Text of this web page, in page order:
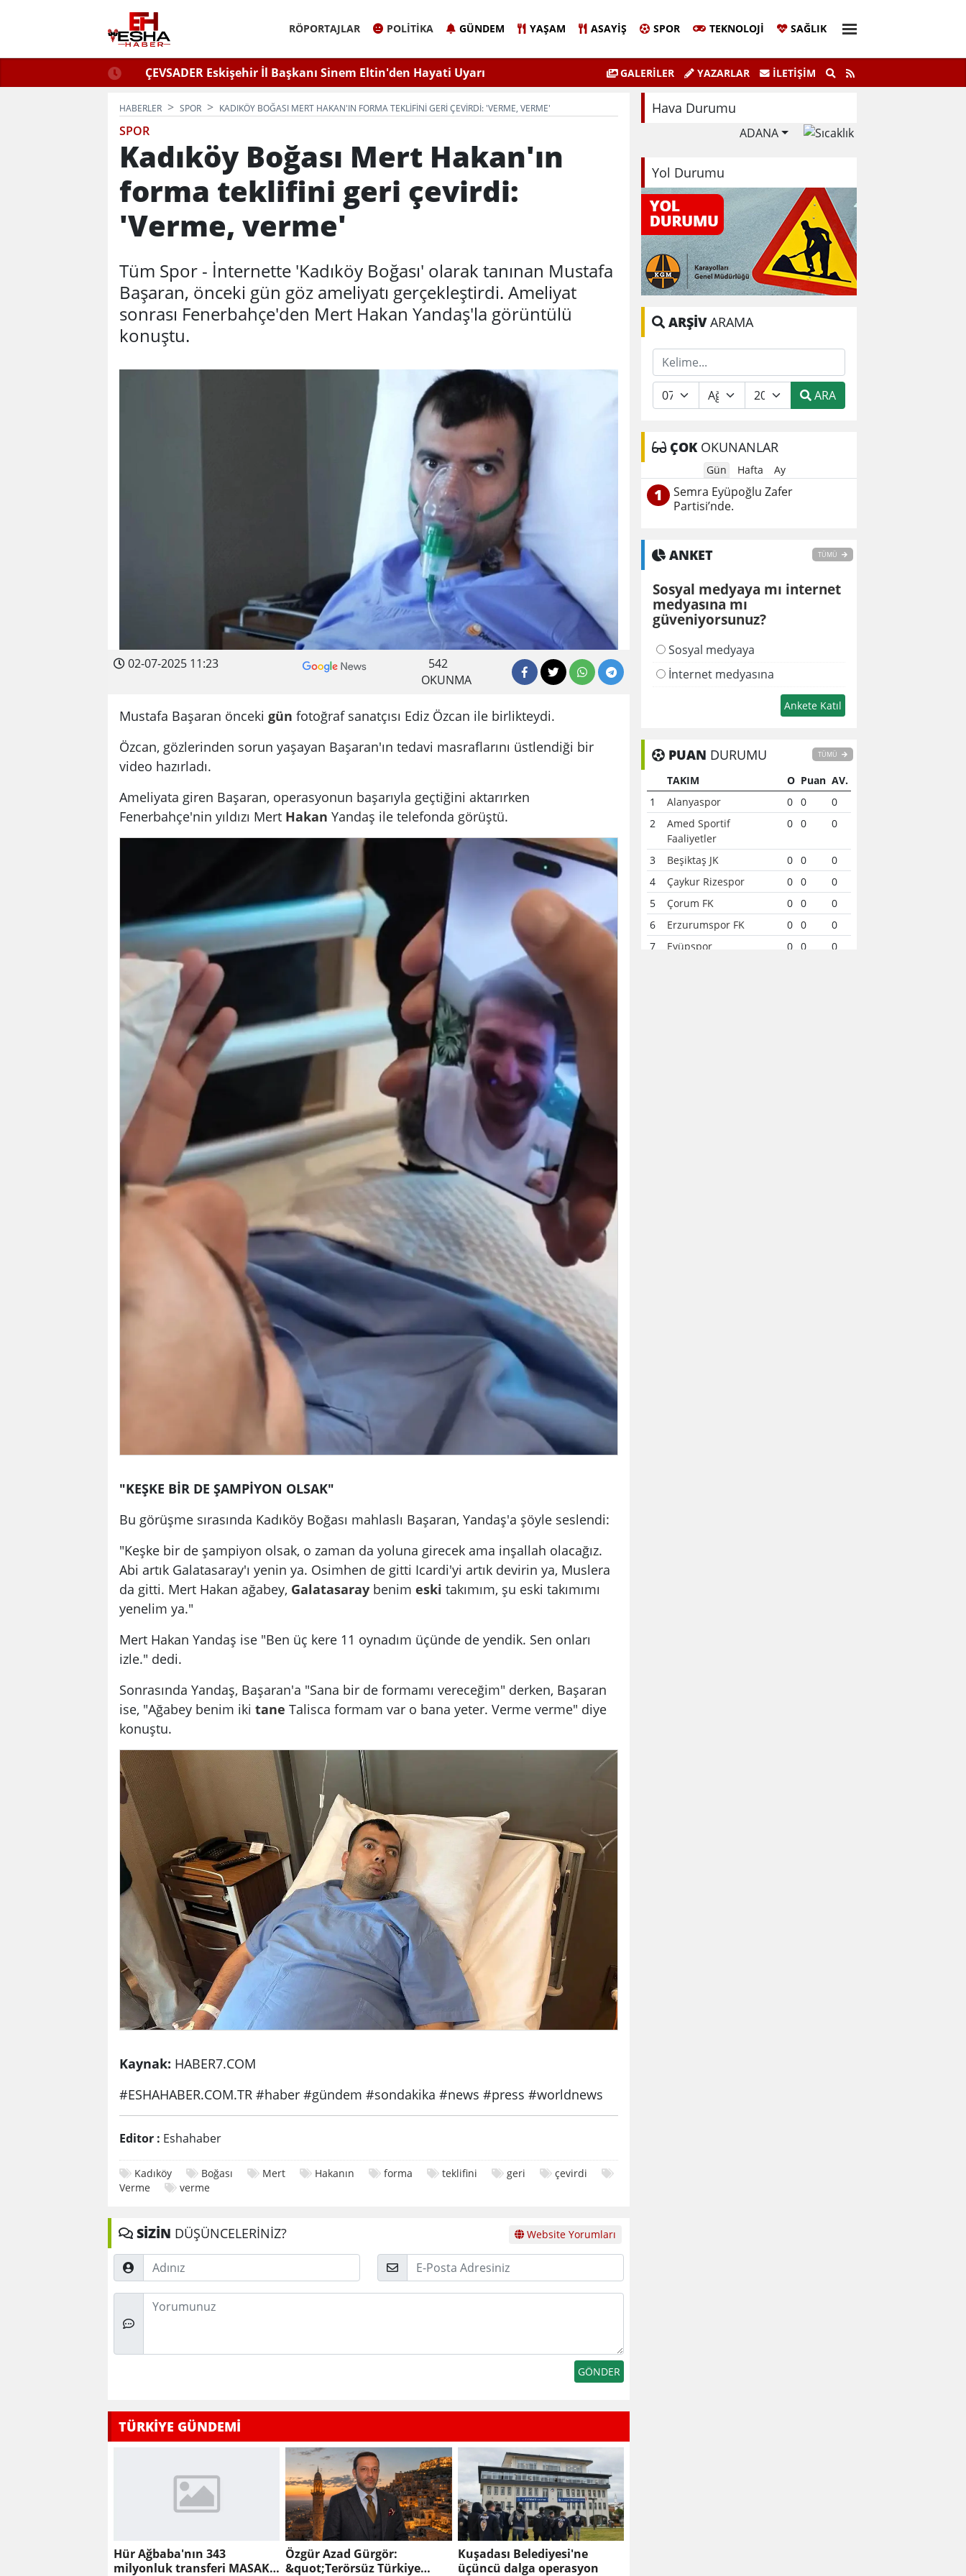
RÖPORTAJLAR POLITIKA GÜNDEM YAŞAM ASAYIŞ SPOR TEKNOLOJI SAĞLIK
Zafer Partisi’nde.
ÇEVSADER Eskişehir İl Başkanı Sinem Eltin'den Hayati Uyarı
Kulaktan Dolma Bilgiyle İlaçlama Ölüm Getirir
Elazığ'da Sivil Katılım Zirvesi Gerçekleştirildi.
GALERİLER YAZARLAR İLETIŞIM
HABERLER SPOR KADIKÖY BOĞASI MERT HAKAN'IN FORMA TEKLIFINI GERI ÇEVIRDI: 'VERME, VERME'
SPOR
Kadıköy Boğası Mert Hakan'ın
forma teklifini geri çevirdi:
'Verme, verme'
Tüm Spor - İnternette 'Kadıköy Boğası' olarak tanınan Mustafa
Başaran, önceki gün göz ameliyatı gerçekleştirdi. Ameliyat
sonrası Fenerbahçe'den Mert Hakan Yandaş'la görüntülü
konuştu.
02-07-2025 11:23
542
OKUNMA
Mustafa Başaran önceki gün fotoğraf sanatçısı Ediz Özcan ile birlikteydi.
Özcan, gözlerinden sorun yaşayan Başaran'ın tedavi masraflarını üstlendiği bir
video hazırladı.
Ameliyata giren Başaran, operasyonun başarıyla geçtiğini aktarırken
Fenerbahçe'nin yıldızı Mert Hakan Yandaş ile telefonda görüştü.
"KEŞKE BİR DE ŞAMPİYON OLSAK"
Bu görüşme sırasında Kadıköy Boğası mahlaslı Başaran, Yandaş'a şöyle seslendi:
"Keşke bir de şampiyon olsak, o zaman da yoluna girecek ama inşallah olacağız.
Abi artık Galatasaray'ı yenin ya. Osimhen de gitti Icardi'yi artık devirin ya, Muslera
da gitti. Mert Hakan ağabey, Galatasaray benim eski takımım, şu eski takımımı
yenelim ya."
Mert Hakan Yandaş ise "Ben üç kere 11 oynadım üçünde de yendik. Sen onları
izle." dedi.
Sonrasında Yandaş, Başaran'a "Sana bir de formamı vereceğim" derken, Başaran
ise, "Ağabey benim iki tane Talisca formam var o bana yeter. Verme verme" diye
konuştu.
Kaynak: HABER7.COM
#ESHAHABER.COM.TR #haber #gündem #sondakika #news #press #worldnews
Editor : Eshahaber
Kadıköy Boğası Mert Hakanın forma teklifini geri
çevirdi
Verme
verme
SİZİN DÜŞÜNCELERİNİZ? Website Yorumları
Adınız
Posta
Düşünceleriniz
TÜRKİYE GÜNDEMİ
Hür Ağbaba'nın 343
milyonluk transferi MASAK
Özgür Azad Gürgör:
&quot;Terörsüz Türkiye
Kuşadası Belediyesi'ne
üçüncü dalga operasyon
Hava Durumu
ADANA
Yol Durumu
ARŞİVARAMA
ARA
ÇOKOKUNANLAR
Gün Hafta Ay
1
Semra Eyüpoğlu Zafer
Partisi’nde.
ANKET TÜMÜ
Sosyal medyaya mı internet
medyasına mı
güveniyorsunuz?
Sosyal medyaya
İnternet medyasına
PUAN DURUMU TÜMÜ
TAKIM O Puan AV.
1
Alanyaspor 0 0
0
2
Amed Sportif
Faaliyetler
0 0 0
3 Beşiktaş JK 0 0
0
4
Çaykur Rizespor 0 0
0
5
Çorum FK 0 0
0
6
Erzurumspor FK 0 0
0
7
Eyüpspor 0 0
0